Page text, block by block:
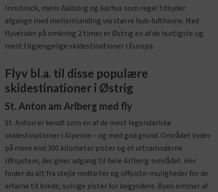
Innsbruck, mens Aalborg og Aarhus som regel tilbyder
afgange med mellemlanding via større hub-lufthavne. Med
flyvetider på omkring 2 timer er Østrig en af de hurtigste og
mest tilgængelige skidestinationer i Europa.
Flyv bl.a. til disse populære
skidestinationer i Østrig
St. Anton am Arlberg med fly
St. Anton er kendt som en af de mest legendariske
skidestinationer i Alperne – og med god grund. Området byder
på mere end 300 kilometer pister og et ultramoderne
liftsystem, der giver adgang til hele Arlberg-området. Her
finder du alt fra stejle nedfarter og offpiste-muligheder for de
erfarne til brede, solrige pister for begyndere. Byen emmer af